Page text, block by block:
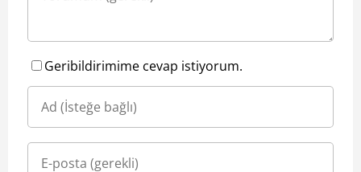
Geribildirimime cevap istiyorum.